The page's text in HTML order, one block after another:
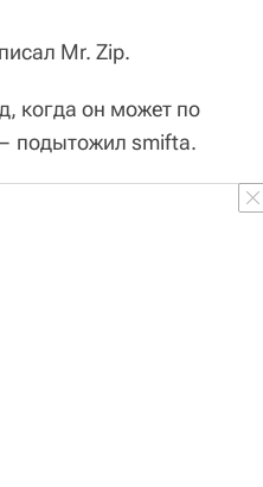
Mr. Zip.
когда он может по
подытожил smifta.